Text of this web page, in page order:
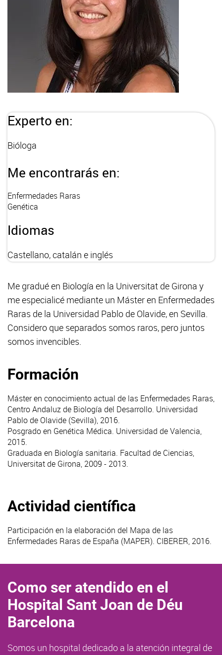
Experto en:
Bióloga
Me encontrarás en:
Enfermedades Raras
Genética
Idiomas
Castellano, catalán e inglés
Me gradué en Biología en la Universitat de Girona y
me especialicé mediante un Máster en Enfermedades
Raras de la Universidad Pablo de Olavide, en Sevilla.
Considero que separados somos raros, pero juntos
somos invencibles.
Formación
Máster en conocimiento actual de las Enfermedades Raras,
Centro Andaluz de Biología del Desarrollo. Universidad
Pablo de Olavide (Sevilla), 2016.
Posgrado en Genética Médica. Universidad de Valencia,
2015.
Graduada en Biología sanitaria. Facultad de Ciencias,
Universitat de Girona, 2009 - 2013.
Actividad científica
Participación en la elaboración del Mapa de las
Enfermedades Raras de España (MAPER). CIBERER, 2016.
Como ser atendido en el
Hospital Sant Joan de Déu
Barcelona
Somos un hospital dedicado a la atención integral de